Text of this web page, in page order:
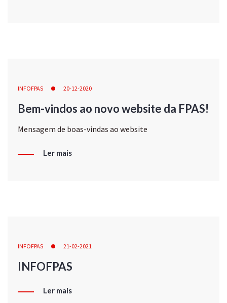
INFOFPAS 20-12-2020
Bem-vindos ao novo website da FPAS!
Mensagem de boas-vindas ao website
Ler mais
INFOFPAS 21-02-2021
INFOFPAS
Ler mais